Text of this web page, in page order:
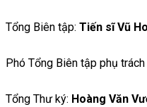
Tổng Biên tập: Tiến sĩ Vũ
Phó Tổng Biên tập phụ trách
Tổng Thư ký: Hoàng Văn